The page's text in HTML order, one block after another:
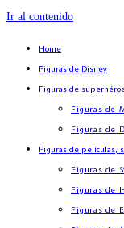
Ir al contenido
Home
Figuras de Disney
Figuras de
Figuras de
Figuras de
Figuras de películas,
Figuras de
Figuras de
Figuras de